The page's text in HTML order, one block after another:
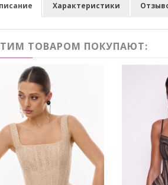
Характеристики
ТОВАРОМ ПОКУПАЮТ: